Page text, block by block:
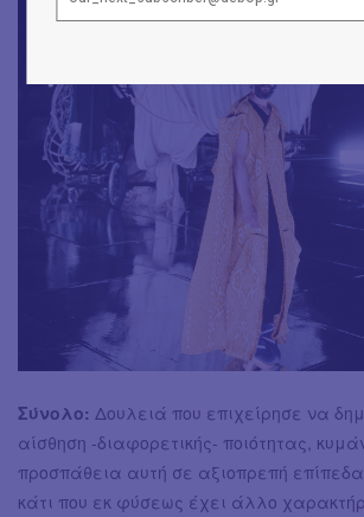
Σύνολο: Δουλειά που επιχείρησε να
αίσθηση -διαφορετικής- ποιότητας,
προσπάθεια αυτή σε αξιοπρεπή
κάτι που εκ φύσεως έχει άλλο